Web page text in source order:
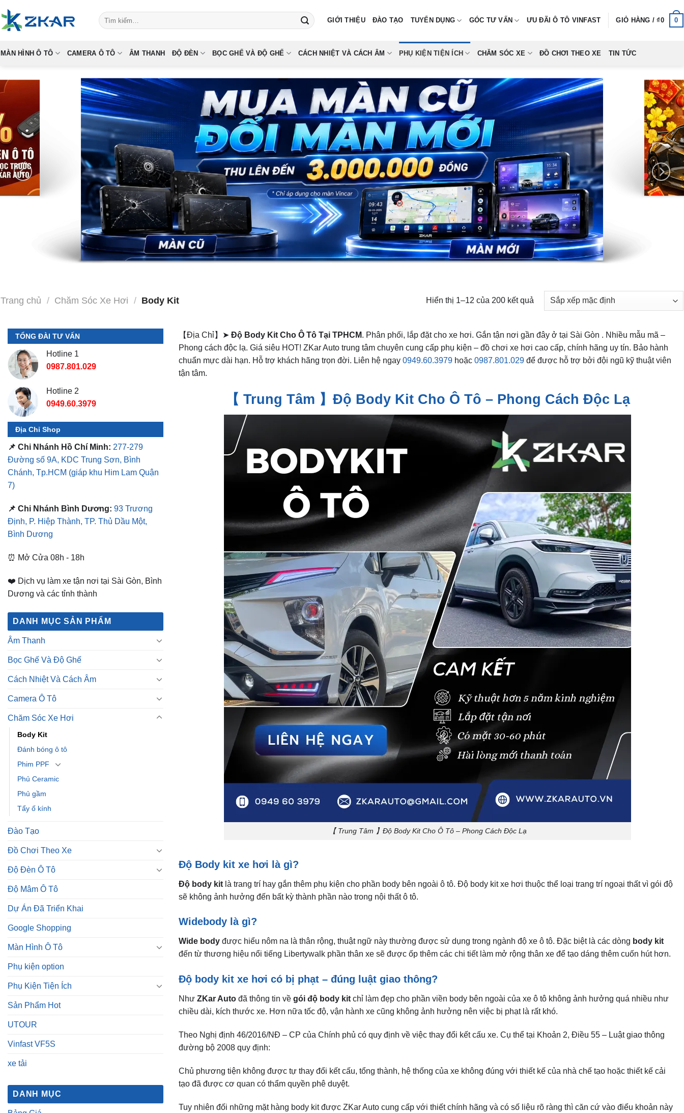
to
content
Tìm
kiếm:
GIỚI THIỆU ĐÀO TẠO TUYỂN DỤNG GÓC TƯ VẤN ƯU ĐÃI Ô TÔ VINFAST GIỎ HÀNG /₫0 0
MÀN HÌNH Ô TÔ CAMERA Ô TÔ ÂM THANH ĐỘ ĐÈN BỌC GHẾ VÀ ĐỘ GHẾ CÁCH NHIỆT VÀ CÁCH ÂM PHỤ KIỆN TIỆN ÍCH CHĂM SÓC XE ĐỒ CHƠI THEO XE TIN TỨC
Chăm Sóc Xe Hơi / Body Kit Hiển thị 1–12 của 200 kết quả
0987.801.029
Hotline 2
0949.60.3979
Địa Chỉ Shop
Đường số 9A, KDC Trung Sơn, Bình
Chánh, Tp.HCM(giáp khu Him Lam Quận
7)
📌 Chi Nhánh Bình Dương: 93 Trương
Định, P. Hiệp Thành, TP. Thủ Dầu Một,
Bình Dương
❤️ Dịch vụ làm xe tận nơi tại Sài Gòn, Bình
Dương và các tỉnh thành
DANH MỤC SẢN PHẨM
Âm Thanh
Bọc Ghế Và Độ Ghế
Cách Nhiệt Và Cách Âm
Camera Ô Tô
Chăm Sóc Xe Hơi
Đánh bóng ô tô
Phim PPF
Phủ Ceramic
Phủ gầm
Tẩy ố kính
Đào Tạo
Độ Đèn Ô Tô
Độ Mâm Ô Tô
Dự Án Đã Triển Khai
Google Shopping
Màn Hình Ô Tô
Phụ kiện option
Sản Phẩm Hot
UTOUR
Vinfast VF5S
xe tải
DANH MỤC
Bảng Giá
Bảng Giá Màn Hình Android
Dịch vụ chăm sóc xe
Dịch vụ sửa chữa
chuẩn mực dài hạn. Hỗ trợ khách hãng trọn đời. Liên hệ ngay
0949.60.3979hoặc 0987.801.029để được hỗ trợ bởi đội ngũ kỹ thuật viên
【 Trung Tâm 】Độ Body Kit Cho Ô Tô – Phong Cách Độc Lạ
【 Trung Tâm 】Độ Body Kit Cho Ô Tô – Phong Cách Độc Lạ
Độ Body kit xe hơi là gì?
là trang trí hay gắn thêm phụ kiện cho phần body bên ngoài ô tô. Độ body kit xe hơi thuộc thể loại trang trí ngoại thất vì gói độ
sẽ không ảnh hưởng đến bất kỳ thành phần nào trong nội thất ô tô.
Widebody là gì?
được hiểu nôm na là thân rộng, thuật ngữ này thường được sử dụng trong ngành độ xe ô tô. Đặc biệt là các dòng
đến từ thương hiệu nổi tiếng Libertywalk phần thân xe sẽ được ốp thêm các chi tiết làm mở rộng thân xe để tạo dáng thêm cuốn hút hơn.
Độ body kit xe hơi có bị phạt – đúng luật giao thông?
đã thông tin về gói độ body kitchỉ làm đẹp cho phần viền body bên ngoài của xe ô tô không ảnh hưởng quá nhiều như
chiều dài, kích thước xe. Hơn nữa tốc độ, vận hành xe cũng không ảnh hưởng nên việc bị phạt là rất khó.
đường bộ 2008 quy định:
Chủ phương tiện không được tự thay đổi kết cấu, tổng thành, hệ thống của xe không đúng với thiết kế của nhà chế tạo hoặc thiết kế cải
Tuy nhiên đối những mặt hàng body kit được ZKar Auto cung cấp với thiết chính hãng và có số liệu rõ ràng thì căn cứ vào điểu khoản này
Một số dòng xe độ body kit cực ngầu và sang trọng
Body kit cho ô tô Toyota Vios